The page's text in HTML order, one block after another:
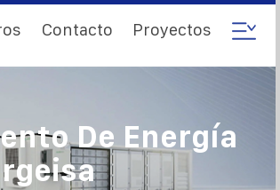
Contacto Proyectos
De Energía